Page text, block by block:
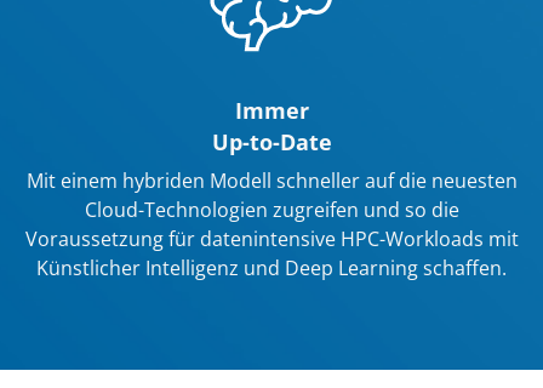
Immer
Up-to-Date
Mit einem hybriden Modell schneller auf die neuesten
Cloud-Technologien zugreifen und so die
Voraussetzung für datenintensive HPC-Workloads mit
Künstlicher Intelligenz und Deep Learning schaffen.